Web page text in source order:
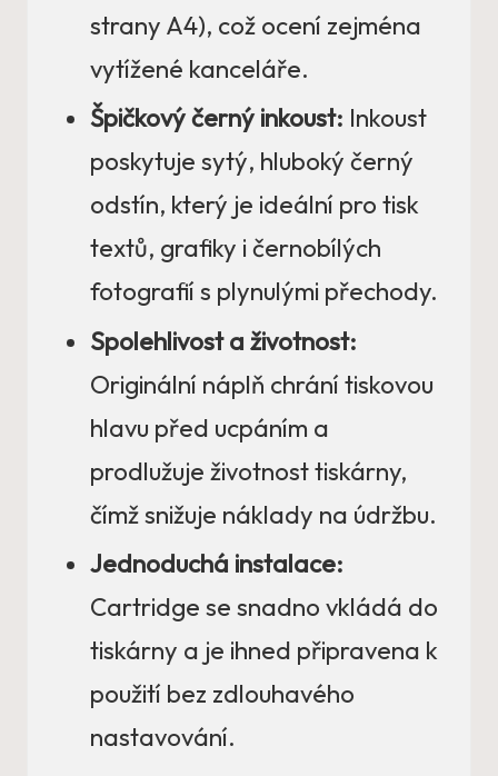
strany A4), což ocení zejména
vytížené kanceláře.
Špičkový černý inkoust: Inkoust
poskytuje sytý, hluboký černý
odstín, který je ideální pro tisk
textů, grafiky i černobílých
fotografií s plynulými přechody.
Spolehlivost a životnost:
Originální náplň chrání tiskovou
hlavu před ucpáním a
prodlužuje životnost tiskárny,
čímž snižuje náklady na údržbu.
Jednoduchá instalace:
Cartridge se snadno vkládá do
tiskárny a je ihned připravena k
použití bez zdlouhavého
nastavování.